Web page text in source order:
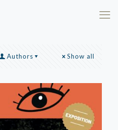
Authors Show all